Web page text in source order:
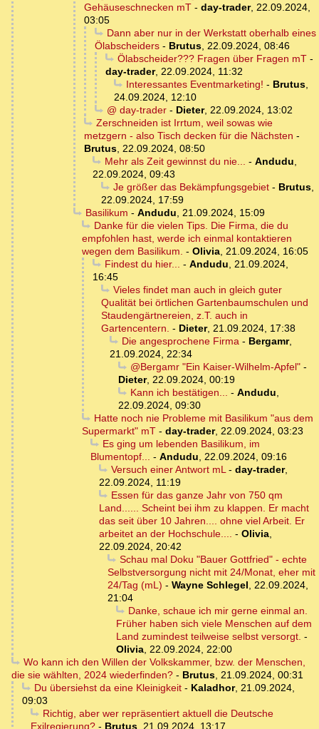
Gehäuseschnecken mT - day-trader, 22.09.2024,
03:05
Dann aber nur in der Werkstatt oberhalb eines
Ölabscheiders - Brutus, 22.09.2024, 08:46
Ölabscheider??? Fragen über Fragen mT-
day-trader, 22.09.2024, 11:32
Interessantes Eventmarketing! - Brutus,
24.09.2024, 12:10
@ day-trader- Dieter, 22.09.2024, 13:02
Zerschneiden ist Irrtum, weil sowas wie
metzgern - also Tisch decken für die Nächsten -
Brutus, 22.09.2024, 08:50
Mehr als Zeit gewinnst du nie... - Andudu,
22.09.2024, 09:43
Je größer das Bekämpfungsgebiet- Brutus,
22.09.2024, 17:59
Basilikum - Andudu, 21.09.2024, 15:09
Danke für die vielen Tips. Die Firma, die du
empfohlen hast, werde ich einmal kontaktieren
wegen dem Basilikum. - Olivia, 21.09.2024, 16:05
Findest du hier... - Andudu, 21.09.2024,
16:45
Vieles findet man auch in gleich guter
Qualität bei örtlichen Gartenbaumschulen und
Staudengärtnereien, z.T. auch in
Gartencentern. - Dieter, 21.09.2024, 17:38
Die angesprochene Firma- Bergamr,
21.09.2024, 22:34
@Bergamr "Ein Kaiser-Wilhelm-Apfel"-
Dieter, 22.09.2024, 00:19
Kann ich bestätigen... - Andudu,
22.09.2024, 09:30
Hatte noch nie Probleme mit Basilikum "aus dem
Supermarkt" mT - day-trader, 22.09.2024, 03:23
Es ging um lebenden Basilikum, im
Blumentopf... - Andudu, 22.09.2024, 09:16
Versuch einer Antwort mL- day-trader,
22.09.2024, 11:19
Essen für das ganze Jahr von 750 qm
Land...... Scheint bei ihm zu klappen. Er macht
das seit über 10 Jahren.... ohne viel Arbeit. Er
arbeitet an der Hochschule.... - Olivia,
22.09.2024, 20:42
Schau mal Doku "Bauer Gottfried" - echte
Selbstversorgung nicht mit 24/Monat, eher mit
24/Tag (mL) - Wayne Schlegel, 22.09.2024,
21:04
Danke, schaue ich mir gerne einmal an.
Früher haben sich viele Menschen auf dem
Land zumindest teilweise selbst versorgt. -
Olivia, 22.09.2024, 22:00
Wo kann ich den Willen der Volkskammer, bzw. der Menschen,
die sie wählten, 2024 wiederfinden? - Brutus, 21.09.2024, 00:31
Du übersiehst da eine Kleinigkeit- Kaladhor, 21.09.2024,
09:03
Richtig, aber wer repräsentiert aktuell die Deutsche
Exilregierung? - Brutus 21.09.2024, 13:17